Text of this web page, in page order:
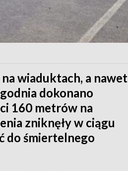
wiaduktach, a nawet
dokonano
160 metrów na
zniknęły w ciągu
do śmiertelnego